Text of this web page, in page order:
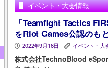
イベント・大会情報
「Teamfight Tactics
をRiot Games公認のも
P 2022年9月16日 K イベント・大
株式会社TechnoBlood